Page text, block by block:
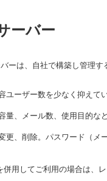
ーバー
ーは、自社で構築し管理す
ユーザー数を少なく抑えて
量、メール数、使用目的な
更、削除。パスワード（
用してご利用の場合は、